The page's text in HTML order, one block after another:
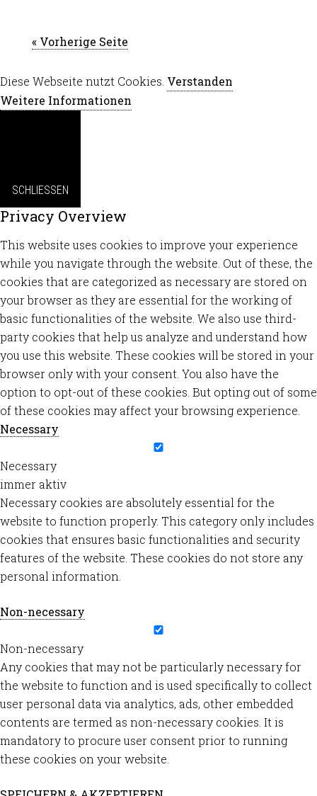
« Vorherige Seite
Diese Webseite nutzt Cookies. Verstanden
Weitere Informationen
SCHLIESSEN
Privacy Overview
This website uses cookies to improve your experience
while you navigate through the website. Out of these, the
cookies that are categorized as necessary are stored on
your browser as they are essential for the working of
basic functionalities of the website. We also use third-
party cookies that help us analyze and understand how
you use this website. These cookies will be stored in your
browser only with your consent. You also have the
option to opt-out of these cookies. But opting out of some
of these cookies may affect your browsing experience.
Necessary
Necessary
immer aktiv
Necessary cookies are absolutely essential for the
website to function properly. This category only includes
cookies that ensures basic functionalities and security
features of the website. These cookies do not store any
personal information.
Non-necessary
Non-necessary
Any cookies that may not be particularly necessary for
the website to function and is used specifically to collect
user personal data via analytics, ads, other embedded
contents are termed as non-necessary cookies. It is
mandatory to procure user consent prior to running
these cookies on your website.